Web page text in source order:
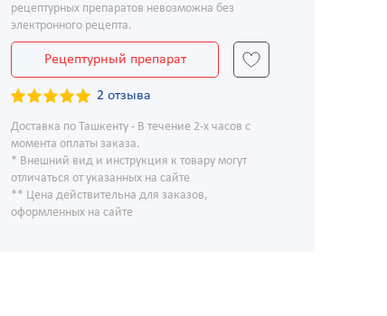
рецептурных препаратов невозможна без
электронного рецепта.
Рецептурный препарат
2 отзыва
Доставка по Ташкенту - В течение 2-х часов с
момента оплаты заказа.
* Внешний вид и инструкция к товару могут
отличаться от указанных на сайте
** Цена действительна для заказов,
оформленных на сайте